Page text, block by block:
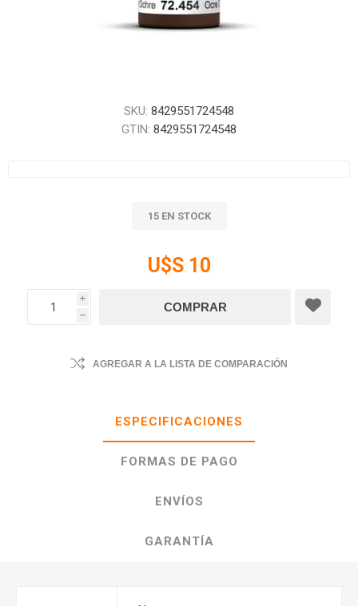
SKU: 8429551724548
GTIN: 8429551724548
15 EN STOCK
U$S 10
i
h
AGREGAR A LA LISTA DE COMPARACIÓN
ESPECIFICACIONES
FORMAS DE PAGO
ENVÍOS
GARANTÍA